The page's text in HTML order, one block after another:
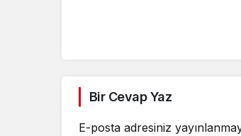
Bir Cevap Yaz
E-posta adresiniz